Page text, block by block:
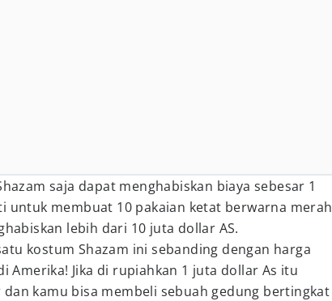
saja dapat menghabiskan biaya sebesar 1
untuk membuat 10 pakaian ketat berwarna merah
lebih dari 10 juta dollar AS.
kostum Shazam ini sebanding dengan harga
Amerika! Jika di rupiahkan 1 juta dollar As itu
dan kamu bisa membeli sebuah gedung bertingkat